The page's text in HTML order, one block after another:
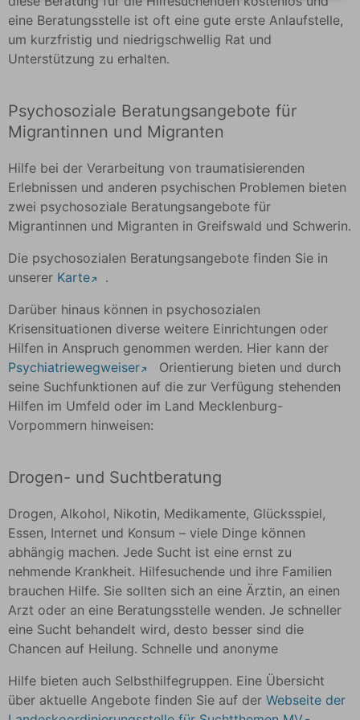
eine Beratungsstelle ist oft eine gute erste Anlaufstelle,
um kurzfristig und niedrigschwellig Rat und
Unterstützung zu erhalten.
Psychosoziale Beratungsangebote für
Migrantinnen und Migranten
Hilfe bei der Verarbeitung von traumatisierenden
Erlebnissen und anderen psychischen Problemen bieten
zwei psychosoziale Beratungsangebote für
Migrantinnen und Migranten in Greifswald und Schwerin.
Die psychosozialen Beratungsangebote finden Sie in
unserer Karte
.
Darüber hinaus können in psychosozialen
Krisensituationen diverse weitere Einrichtungen oder
Hilfen in Anspruch genommen werden. Hier kann der
Psychiatriewegweiser
Orientierung bieten und durch
seine Suchfunktionen auf die zur Verfügung stehenden
Hilfen im Umfeld oder im Land Mecklenburg-
Vorpommern hinweisen:
Drogen- und Suchtberatung
Drogen, Alkohol, Nikotin, Medikamente, Glücksspiel,
Essen, Internet und Konsum – viele Dinge können
abhängig machen. Jede Sucht ist eine ernst zu
nehmende Krankheit. Hilfesuchende und ihre Familien
brauchen Hilfe. Sie sollten sich an eine Ärztin, an einen
Arzt oder an eine Beratungsstelle wenden. Je schneller
eine Sucht behandelt wird, desto besser sind die
Chancen auf Heilung. Schnelle und anonyme
Hilfe bieten auch Selbsthilfegruppen. Eine Übersicht
über aktuelle Angebote finden Sie auf der Webseite der
Interesse einer ansprechenden Darstellung
unserer Partner-Angebote und an einer leichten
Auffindbarkeit der von uns auf der Website
angegebenen Orte. Dies stellt ein berechtigtes
DSGVO dar.